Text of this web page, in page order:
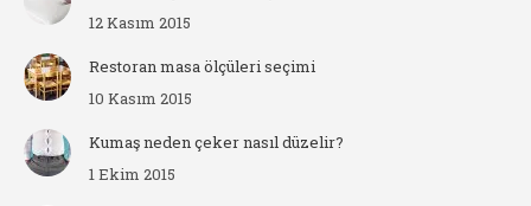
12 Kasım 2015
Restoran masa ölçüleri seçimi
10 Kasım 2015
Kumaş neden çeker nasıl düzelir?
1 Ekim 2015